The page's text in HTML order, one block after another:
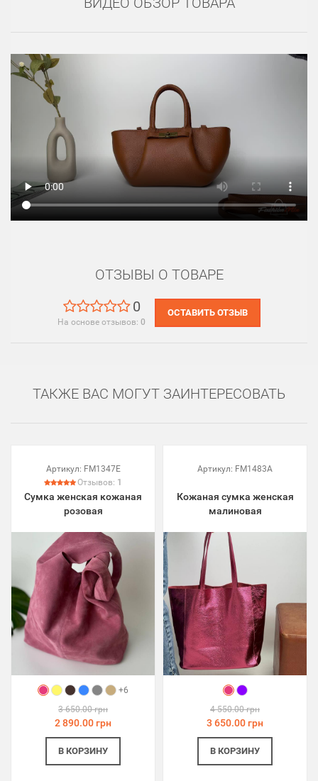
ОТЗЫВЫ О ТОВАРЕ
0
На основе отзывов: 0
ОСТАВИТЬ ОТЗЫВ
ТАКЖЕ ВАС МОГУТ ЗАИНТЕРЕСОВАТЬ
Артикул: FM1347E
Отзывов: 1
Сумка женская кожаная
розовая
+6
3 650.00 грн
2 890.00 грн
В КОРЗИНУ
Артикул: FM1483A
Кожаная сумка женская
малиновая
4 550.00 грн
3 650.00 грн
В КОРЗИНУ